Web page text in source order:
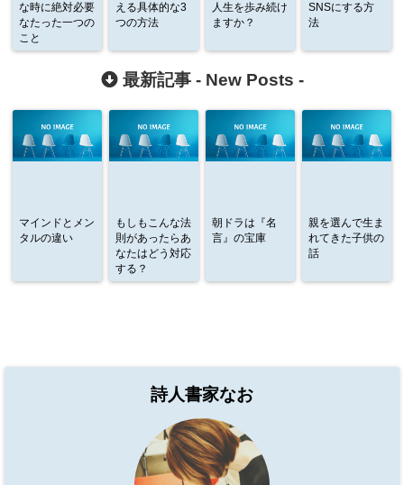
な時に絶対必要
なたった一つの
こと
える具体的な3
つの方法
人生を歩み続け
ますか？
SNSにする方
法
最新記事 - New Posts -
マインドとメン
タルの違い
もしもこんな法
則があったらあ
なたはどう対応
する？
朝ドラは『名
言』の宝庫
親を選んで生ま
れてきた子供の
話
詩人書家なお